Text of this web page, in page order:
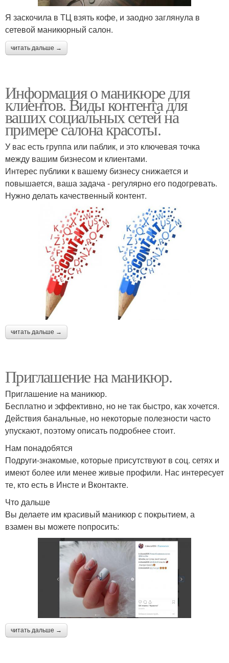
Я заскочила в ТЦ взять кофе, и заодно заглянула в
сетевой маникюрный салон.
читать дальше →
Информация о маникюре для
клиентов. Виды контента для
ваших социальных сетей на
примере салона красоты.
У вас есть группа или паблик, и это ключевая точка
между вашим бизнесом и клиентами.
Интерес публики к вашему бизнесу снижается и
повышается, ваша задача - регулярно его подогревать.
Нужно делать качественный контент.
читать дальше →
Приглашение на маникюр.
Приглашение на маникюр.
Бесплатно и эффективно, но не так быстро, как хочется.
Действия банальные, но некоторые полезности часто
упускают, поэтому описать подробнее стоит.
Нам понадобятся
Подруги-знакомые, которые присутствуют в соц. сетях и
имеют более или менее живые профили. Нас интересует
те, кто есть в Инсте и Вконтакте.
Что дальше
Вы делаете им красивый маникюр с покрытием, а
взамен вы можете попросить:
читать дальше →